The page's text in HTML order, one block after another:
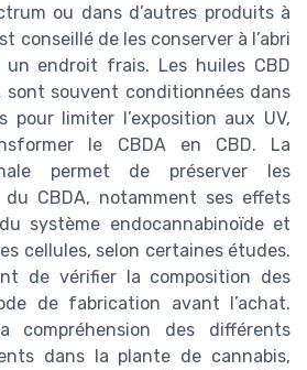
ou dans d’autres produits à
conseillé de les conserver à l’abri
endroit frais. Les huiles CBD
sont souvent conditionnées dans
pour limiter l’exposition aux UV,
le CBDA en CBD. La
permet de préserver les
CBDA, notamment ses effets
système endocannabinoïde et
cellules, selon certaines études.
de vérifier la composition des
de fabrication avant l’achat.
compréhension des différents
dans la plante de cannabis,